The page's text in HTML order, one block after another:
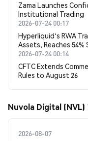
Zama Launches
Institutional Trading
2026-07-24 00:17
Hyperliquid's RWA
Assets, Reaches 54%
2026-07-24 00:14
CFTC Extends
Rules to August 26
Nuvola Digital (NVL)
2026-08-07